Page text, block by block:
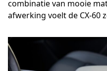
combinatie van mooie
afwerking voelt de CX-60